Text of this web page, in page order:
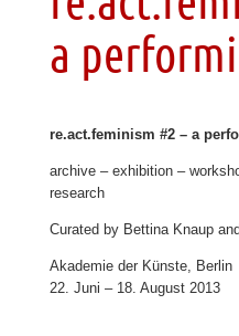
a
re.act.feminism #2 – a
archive – exhibition –
research
Curated by Bettina Knaup
Akademie der Künste, Berlin
22. Juni – 18. August 2013